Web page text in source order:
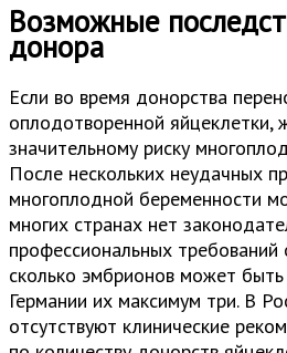
Возможные
донора
Если во время донорства
оплодотворенной яйцеклетки,
значительному риску
После нескольких неудачных
многоплодной беременности
многих странах нет
профессиональных требований
сколько эмбрионов может
Германии их максимум три. В
отсутствуют клинические